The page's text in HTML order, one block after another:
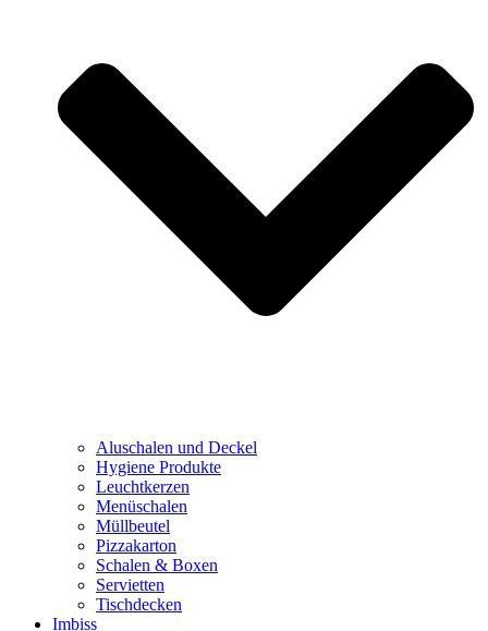
Aluschalen und Deckel
Hygiene Produkte
Leuchtkerzen
Menüschalen
Müllbeutel
Pizzakarton
Schalen & Boxen
Servietten
Tischdecken
Imbiss